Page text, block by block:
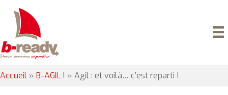
Accueil » B-AGIL ! » Agil : et voilà… c’est reparti !